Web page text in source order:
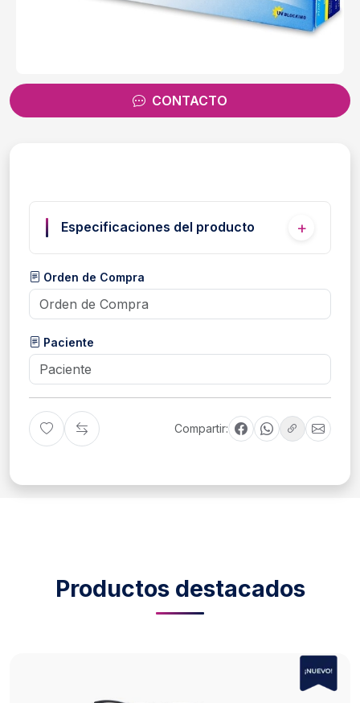
CONTACTO
Especificaciones del producto
Orden de Compra
Paciente
Compartir:
Productos destacados